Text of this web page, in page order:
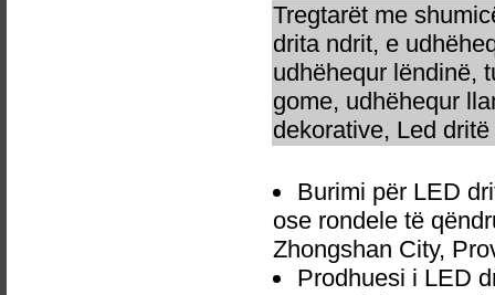
Tregtarët me
drita ndrit, e
udhëhequr lëndinë,
gome, udhëhequr
dekorative, Led
Burimi për LED
ose rondele të
Zhongshan City,
Prodhuesi i LED